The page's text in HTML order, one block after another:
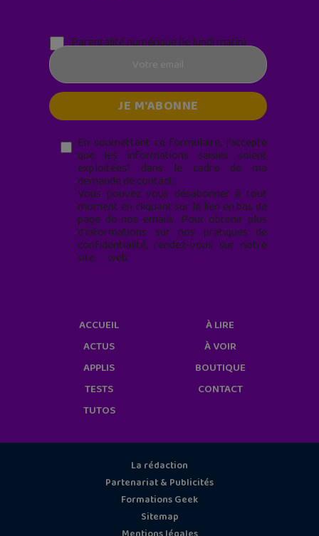
Parentalité numérique (le lundi matin)
En soumettant ce formulaire, j’accepte
que les informations saisies soient
exploitées* dans le cadre de ma
demande de contact.
Vous pouvez vous désabonner à tout
moment en cliquant sur le lien en bas de
page de nos emails. Pour obtenir plus
d'informations sur nos pratiques de
confidentialité, rendez-vous sur notre
site web
ACCUEIL
ACTUS
APPLIS
TESTS
TUTOS
À LIRE
À VOIR
BOUTIQUE
CONTACT
La rédaction
Partenariat & Publicités
Formations Geek
Sitemap